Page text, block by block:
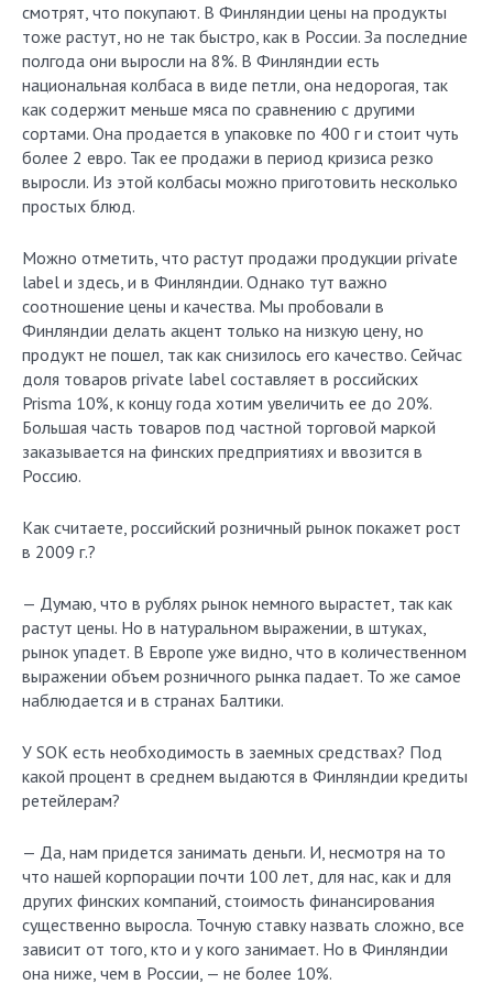
смотрят, что покупают. В Финляндии цены на продукты
тоже растут, но не так быстро, как в России. За последние
полгода они выросли на 8%. В Финляндии есть
национальная колбаса в виде петли, она недорогая, так
как содержит меньше мяса по сравнению с другими
сортами. Она продается в упаковке по 400 г и стоит чуть
более 2 евро. Так ее продажи в период кризиса резко
выросли. Из этой колбасы можно приготовить несколько
простых блюд.
Можно отметить, что растут продажи продукции private
label и здесь, и в Финляндии. Однако тут важно
соотношение цены и качества. Мы пробовали в
Финляндии делать акцент только на низкую цену, но
продукт не пошел, так как снизилось его качество. Сейчас
доля товаров private label составляет в российских
Prisma 10%, к концу года хотим увеличить ее до 20%.
Большая часть товаров под частной торговой маркой
заказывается на финских предприятиях и ввозится в
Россию.
Как считаете, российский розничный рынок покажет рост
в 2009 г.?
— Думаю, что в рублях рынок немного вырастет, так как
растут цены. Но в натуральном выражении, в штуках,
рынок упадет. В Европе уже видно, что в количественном
выражении объем розничного рынка падает. То же самое
наблюдается и в странах Балтики.
У SOK есть необходимость в заемных средствах? Под
какой процент в среднем выдаются в Финляндии кредиты
ретейлерам?
— Да, нам придется занимать деньги. И, несмотря на то
что нашей корпорации почти 100 лет, для нас, как и для
других финских компаний, стоимость финансирования
существенно выросла. Точную ставку назвать сложно, все
зависит от того, кто и у кого занимает. Но в Финляндии
она ниже, чем в России, — не более 10%.